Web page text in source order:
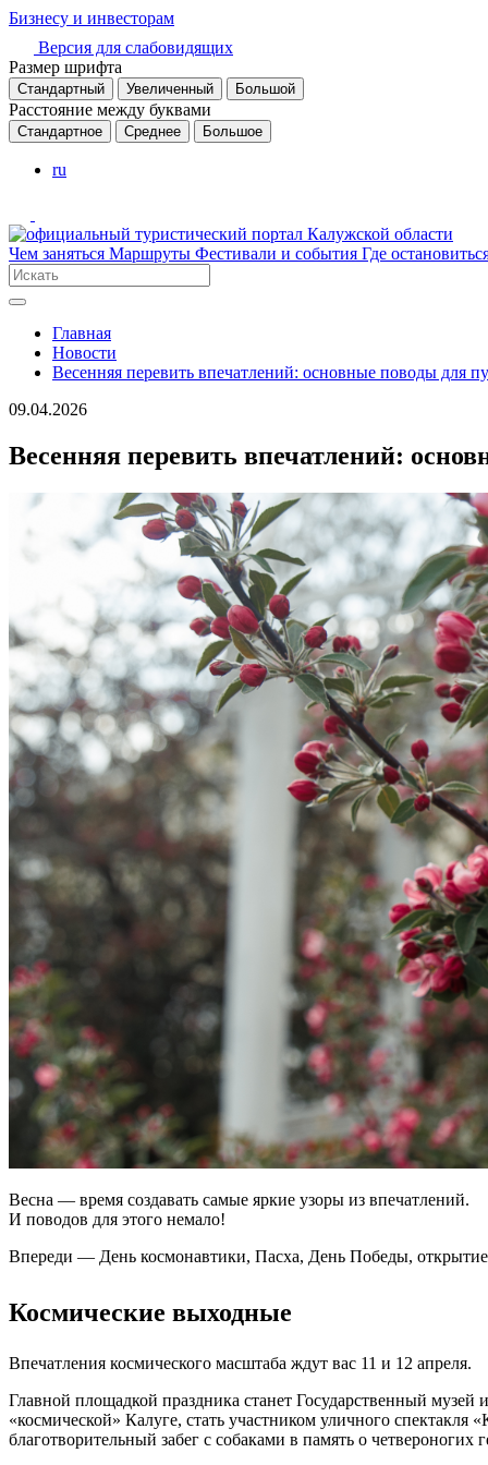
Бизнесу и инвесторам
Версия для слабовидящих
Размер шрифта
Стандартный Увеличенный Большой
Расстояние между буквами
Стандартное Среднее Большое
ru
Чем заняться Маршруты Фестивали и события Где
Главная
Новости
Весенняя перевить впечатлений: основные поводы для
09.04.2026
Весенняя перевить впечатлений:
Весна — время создавать самые яркие узоры из впечатлений.
И поводов для этого немало!
Впереди — День космонавтики, Пасха, День Победы, открытие
Космические выходные
Впечатления космического масштаба ждут вас 11 и 12 апреля.
Главной площадкой праздника станет Государственный
«космической» Калуге, стать участником уличного
благотворительный забег с собаками в память о четвероногих